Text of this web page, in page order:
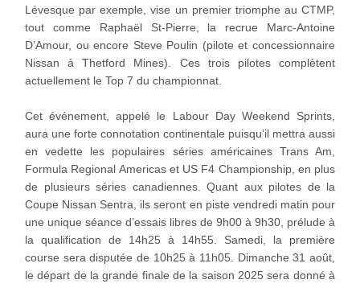
Lévesque par exemple, vise un premier triomphe au CTMP,
tout comme Raphaël St-Pierre, la recrue Marc-Antoine
D’Amour, ou encore Steve Poulin (pilote et concessionnaire
Nissan à Thetford Mines). Ces trois pilotes complètent
actuellement le Top 7 du championnat.
Cet événement, appelé le Labour Day Weekend Sprints,
aura une forte connotation continentale puisqu’il mettra aussi
en vedette les populaires séries américaines Trans Am,
Formula Regional Americas et US F4 Championship, en plus
de plusieurs séries canadiennes. Quant aux pilotes de la
Coupe Nissan Sentra, ils seront en piste vendredi matin pour
une unique séance d’essais libres de 9h00 à 9h30, prélude à
la qualification de 14h25 à 14h55. Samedi, la première
course sera disputée de 10h25 à 11h05. Dimanche 31 août,
le départ de la grande finale de la saison 2025 sera donné à